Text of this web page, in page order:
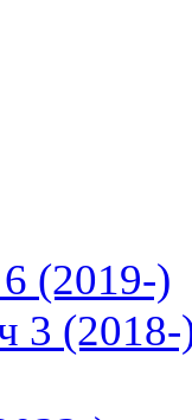
(2019-)
3 (2018-